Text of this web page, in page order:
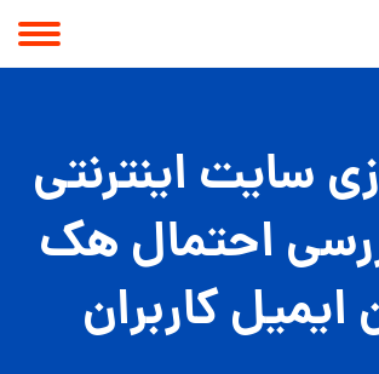
سایت اینترنتی
احتمال هک
کاربران